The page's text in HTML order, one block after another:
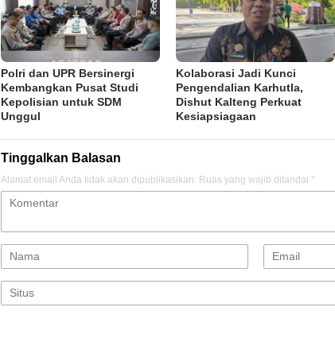
Polri dan UPR Bersinergi
Kembangkan Pusat Studi
Kepolisian untuk SDM
Unggul
Kolaborasi Jadi Kunci
Pengendalian Karhutla,
Dishut Kalteng Perkuat
Kesiapsiagaan
Tinggalkan Balasan
Alamat email Anda tidak akan dipublikasikan. Ruas yang wajib ditandai *